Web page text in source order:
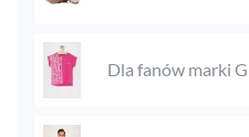
Dla fanów marki